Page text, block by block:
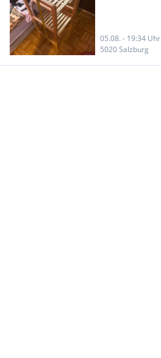
05.08. - 19:34 Uhr
5020 Salzburg